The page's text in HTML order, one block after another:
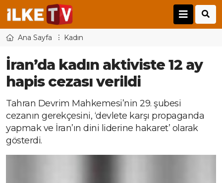
Ana Sayfa Kadın
İran’da kadın aktiviste 12 ay
hapis cezası verildi
Tahran Devrim Mahkemesi’nin 29. şubesi
cezanın gerekçesini, ‘devlete karşı propaganda
yapmak ve İran’ın dini liderine hakaret’ olarak
gösterdi.